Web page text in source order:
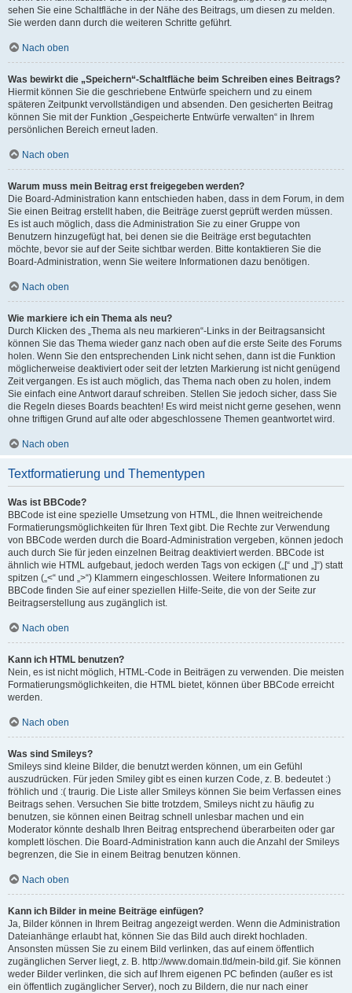
sehen Sie eine Schaltfläche in der Nähe des Beitrags, um diesen zu melden.
Sie werden dann durch die weiteren Schritte geführt.
Nach oben
Was bewirkt die „Speichern“-Schaltfläche beim Schreiben eines Beitrags?
Hiermit können Sie die geschriebene Entwürfe speichern und zu einem
späteren Zeitpunkt vervollständigen und absenden. Den gesicherten Beitrag
können Sie mit der Funktion „Gespeicherte Entwürfe verwalten“ in Ihrem
persönlichen Bereich erneut laden.
Nach oben
Warum muss mein Beitrag erst freigegeben werden?
Die Board-Administration kann entschieden haben, dass in dem Forum, in dem
Sie einen Beitrag erstellt haben, die Beiträge zuerst geprüft werden müssen.
Es ist auch möglich, dass die Administration Sie zu einer Gruppe von
Benutzern hinzugefügt hat, bei denen sie die Beiträge erst begutachten
möchte, bevor sie auf der Seite sichtbar werden. Bitte kontaktieren Sie die
Board-Administration, wenn Sie weitere Informationen dazu benötigen.
Nach oben
Wie markiere ich ein Thema als neu?
Durch Klicken des „Thema als neu markieren“-Links in der Beitragsansicht
können Sie das Thema wieder ganz nach oben auf die erste Seite des Forums
holen. Wenn Sie den entsprechenden Link nicht sehen, dann ist die Funktion
möglicherweise deaktiviert oder seit der letzten Markierung ist nicht genügend
Zeit vergangen. Es ist auch möglich, das Thema nach oben zu holen, indem
Sie einfach eine Antwort darauf schreiben. Stellen Sie jedoch sicher, dass Sie
die Regeln dieses Boards beachten! Es wird meist nicht gerne gesehen, wenn
ohne triftigen Grund auf alte oder abgeschlossene Themen geantwortet wird.
Nach oben
Textformatierung und Thementypen
Was ist BBCode?
BBCode ist eine spezielle Umsetzung von HTML, die Ihnen weitreichende
Formatierungsmöglichkeiten für Ihren Text gibt. Die Rechte zur Verwendung
von BBCode werden durch die Board-Administration vergeben, können jedoch
auch durch Sie für jeden einzelnen Beitrag deaktiviert werden. BBCode ist
ähnlich wie HTML aufgebaut, jedoch werden Tags von eckigen („[“ und „]“) statt
spitzen („<“ und „>“) Klammern eingeschlossen. Weitere Informationen zu
BBCode finden Sie auf einer speziellen Hilfe-Seite, die von der Seite zur
Beitragserstellung aus zugänglich ist.
Nach oben
Kann ich HTML benutzen?
Nein, es ist nicht möglich, HTML-Code in Beiträgen zu verwenden. Die meisten
Formatierungsmöglichkeiten, die HTML bietet, können über BBCode erreicht
werden.
Nach oben
Was sind Smileys?
Smileys sind kleine Bilder, die benutzt werden können, um ein Gefühl
auszudrücken. Für jeden Smiley gibt es einen kurzen Code, z. B. bedeutet :)
fröhlich und :( traurig. Die Liste aller Smileys können Sie beim Verfassen eines
Beitrags sehen. Versuchen Sie bitte trotzdem, Smileys nicht zu häufig zu
benutzen, sie können einen Beitrag schnell unlesbar machen und ein
Moderator könnte deshalb Ihren Beitrag entsprechend überarbeiten oder gar
komplett löschen. Die Board-Administration kann auch die Anzahl der Smileys
begrenzen, die Sie in einem Beitrag benutzen können.
Nach oben
Kann ich Bilder in meine Beiträge einfügen?
Ja, Bilder können in Ihrem Beitrag angezeigt werden. Wenn die Administration
Dateianhänge erlaubt hat, können Sie das Bild auch direkt hochladen.
Ansonsten müssen Sie zu einem Bild verlinken, das auf einem öffentlich
zugänglichen Server liegt, z. B. http://www.domain.tld/mein-bild.gif. Sie können
weder Bilder verlinken, die sich auf Ihrem eigenen PC befinden (außer es ist
ein öffentlich zugänglicher Server), noch zu Bildern, die nur nach einer